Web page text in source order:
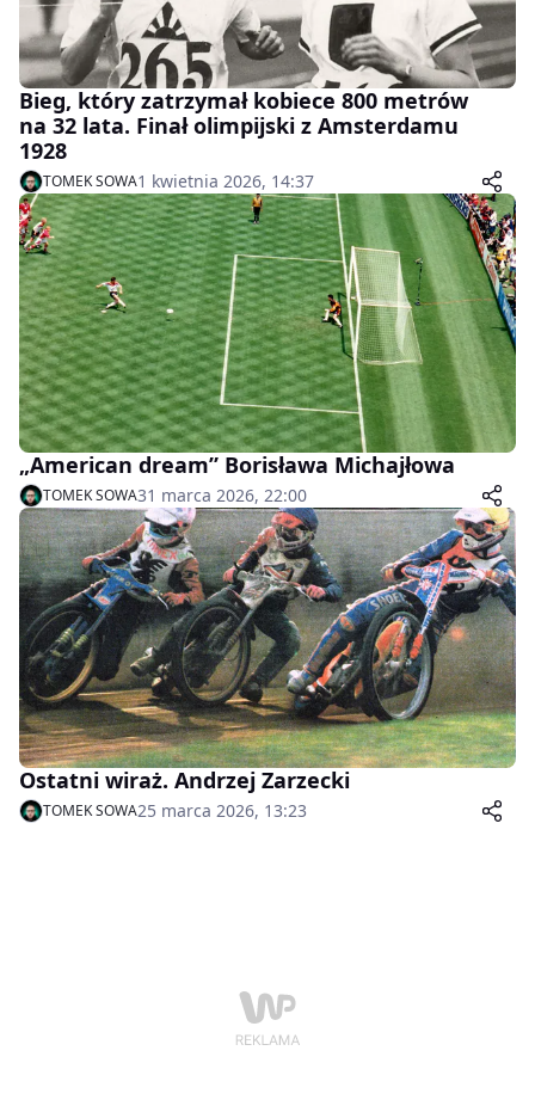
Bieg, który zatrzymał kobiece 800 metrów
na 32 lata. Finał olimpijski z Amsterdamu
1928
TOMEK SOWA1 kwietnia 2026, 14:37
„American dream” Borisława Michajłowa
TOMEK SOWA31 marca 2026, 22:00
Ostatni wiraż. Andrzej Zarzecki
TOMEK SOWA25 marca 2026, 13:23